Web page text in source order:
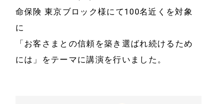
メディア掲載
書籍・DVD
メールマガジン
お問い合わせ
命保険 東京ブロック様にて100名近くを対象
に
「お客さまとの信頼を築き選ばれ続けるため
には」をテーマに講演を行いました。